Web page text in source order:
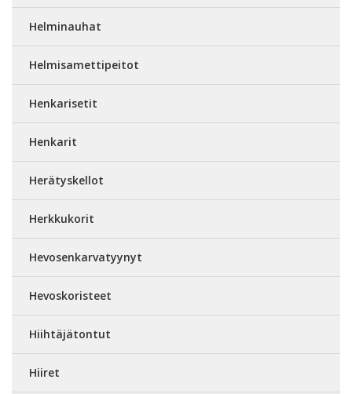
Helminauhat
Helmisamettipeitot
Henkarisetit
Henkarit
Herätyskellot
Herkkukorit
Hevosenkarvatyynyt
Hevoskoristeet
Hiihtäjätontut
Hiiret